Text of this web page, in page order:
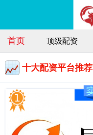
首页 顶级配资
十大配资平台推荐